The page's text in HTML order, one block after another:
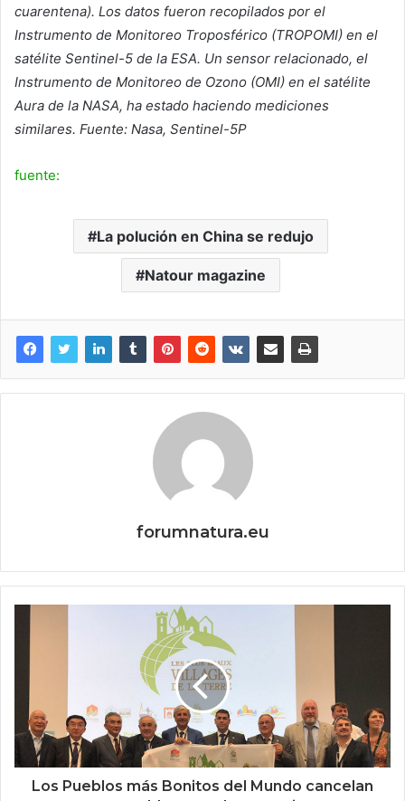
cuarentena). Los datos fueron recopilados por el
Instrumento de Monitoreo Troposférico (TROPOMI) en el
satélite Sentinel-5 de la ESA. Un sensor relacionado, el
Instrumento de Monitoreo de Ozono (OMI) en el satélite
Aura de la NASA, ha estado haciendo mediciones
similares. Fuente: Nasa, Sentinel-5P
fuente:
La polución en China se redujo
Natour magazine
forumnatura.eu
Los Pueblos más Bonitos del Mundo cancelan